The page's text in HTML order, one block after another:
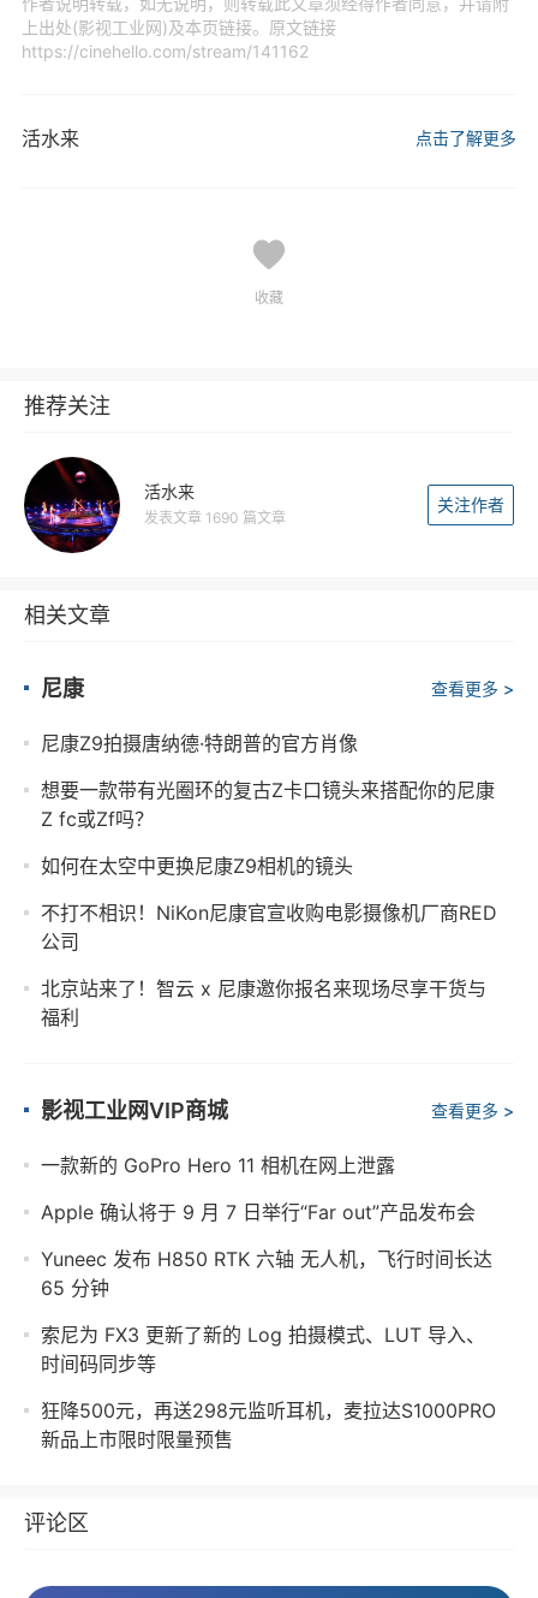
上出处(影视工业网)及本页链接。原文链接
https://cinehello.com/stream/141162
活水来 点击了解更多
收藏
推荐关注
活水来
发表文章 1690 篇文章
关注作者
相关文章
尼康 查看更多 >
尼康Z9拍摄唐纳德·特朗普的官方肖像
想要一款带有光圈环的复古Z卡口镜头来搭配你的尼康
Z fc或Zf吗？
如何在太空中更换尼康Z9相机的镜头
不打不相识！NiKon尼康官宣收购电影摄像机厂商RED
公司
北京站来了！智云 x 尼康邀你报名来现场尽享干货与
福利
影视工业网VIP商城 查看更多 >
一款新的 GoPro Hero 11 相机在网上泄露
Apple 确认将于 9 月 7 日举行“Far out”产品发布会
Yuneec 发布 H850 RTK 六轴 无人机，飞行时间长达
65 分钟
索尼为 FX3 更新了新的 Log 拍摄模式、LUT 导入、
时间码同步等
狂降500元，再送298元监听耳机，麦拉达S1000PRO
新品上市限时限量预售
评论区